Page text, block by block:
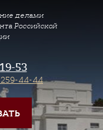
делами
Российской
53
259-44-44